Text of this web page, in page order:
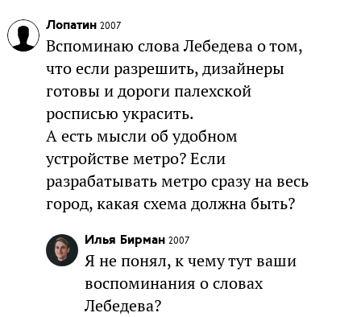
Лопатин 2007
Вспоминаю слова Лебедева о том,
что если разрешить, дизайнеры
готовы и дороги палехской
росписью украсить.
А есть мысли об удобном
устройстве метро? Если
разрабатывать метро сразу на весь
город, какая схема должна быть?
Илья Бирман 2007
Я не понял, к чему тут ваши
воспоминания о словах
Лебедева?